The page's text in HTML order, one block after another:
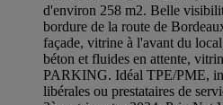
d'environ 258 m2. Belle
bordure de la route de
façade, vitrine à l'avant du
béton et fluides en attente,
PARKING. Idéal TPE/PME,
libérales ou prestataires de